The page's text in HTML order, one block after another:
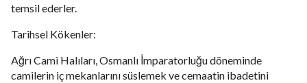
temsil ederler.
Tarihsel Kökenler:
Ağrı Cami Halıları, Osmanlı İmparatorluğu döneminde
camilerin iç mekanlarını süslemek ve cemaatin ibadetini